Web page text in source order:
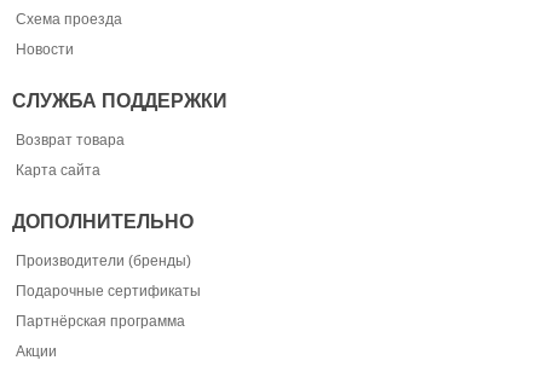
Схема проезда
Новости
СЛУЖБА ПОДДЕРЖКИ
Возврат товара
Карта сайта
ДОПОЛНИТЕЛЬНО
Производители (бренды)
Подарочные сертификаты
Партнёрская программа
Акции